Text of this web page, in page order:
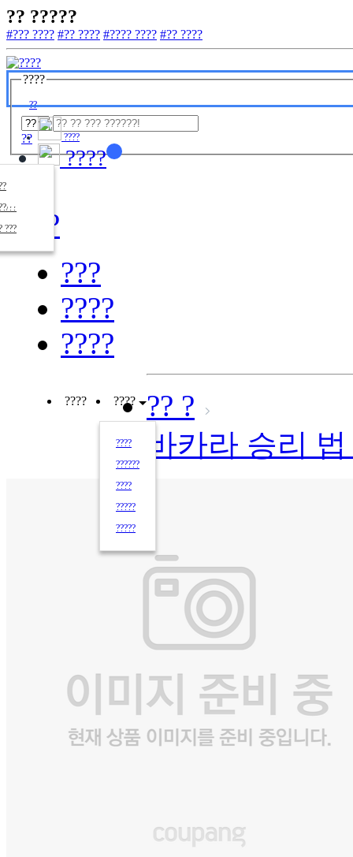
?? ?????
#??? ???? #?? ???? #???? ???? #?? ????
????
??
?? ????
??
???
????
????
???
????
????
???? ????
????
??????
????
?????
?????
?? ?
바카라 승리